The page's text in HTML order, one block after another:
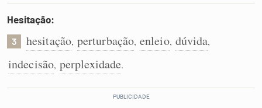
Hesitação:
3 hesitação, perturbação, enleio, dúvida,
indecisão, perplexidade.